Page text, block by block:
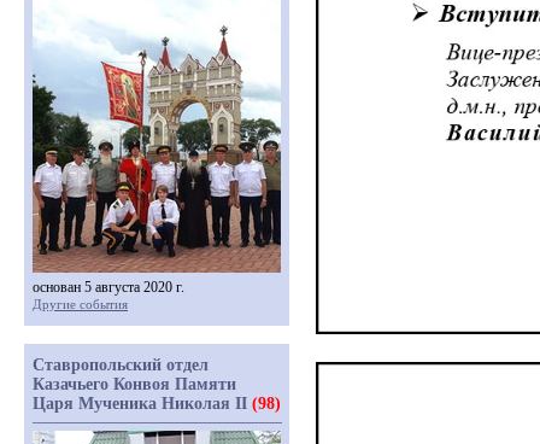
основан 5 августа 2020 г.
Другие события
Ставропольский отдел
Казачьего Конвоя Памяти
Царя Мученика Николая II (98)